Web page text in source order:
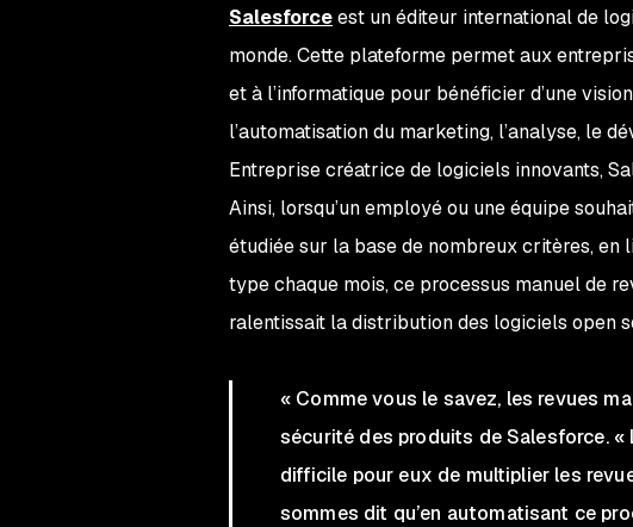
Salesforceest un éditeur international de
monde. Cette plateforme permet aux
et à l’informatique pour bénéficier d’une
l’automatisation du marketing, l’analyse, le
Entreprise créatrice de logiciels innovants,
Ainsi, lorsqu’un employé ou une équipe
étudiée sur la base de nombreux critères,
type chaque mois, ce processus manuel de
ralentissait la distribution des logiciels open
« Comme vous le savez, les revues
sécurité des produits de Salesforce.
difficile pour eux de multiplier les
sommes dit qu’en automatisant ce